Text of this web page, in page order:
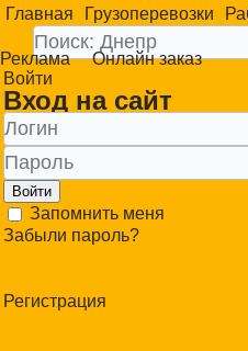
Главная Грузоперевозки
Реклама
Онлайн заказ
Войти
Вход на сайт
Войти
Запомнить меня
Забыли пароль?
Регистрация